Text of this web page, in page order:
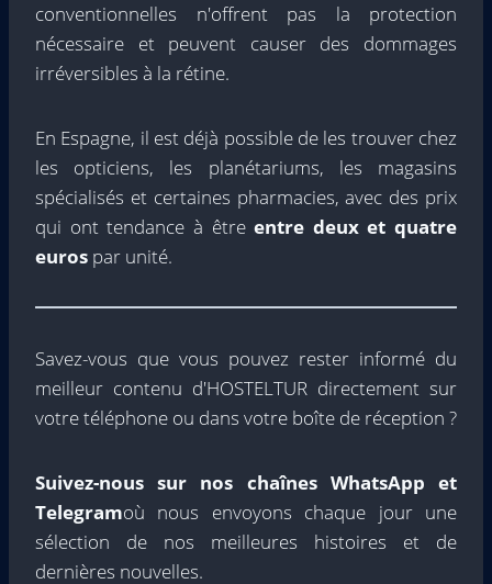
conventionnelles n'offrent pas la protection
nécessaire et peuvent causer des dommages
irréversibles à la rétine.
En Espagne, il est déjà possible de les trouver chez
les opticiens, les planétariums, les magasins
spécialisés et certaines pharmacies, avec des prix
qui ont tendance à êtreentre deux et quatre
euros par unité.
Savez-vous que vous pouvez rester informé du
meilleur contenu d'HOSTELTUR directement sur
votre téléphone ou dans votre boîte de réception ?
Suivez-nous sur nos chaînes WhatsApp et
Telegramoù nous envoyons chaque jour une
sélection de nos meilleures histoires et de
dernières nouvelles.